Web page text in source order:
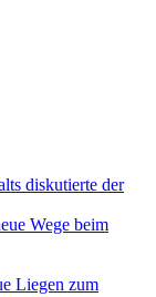
diskutierte der
Wege beim
Liegen zum